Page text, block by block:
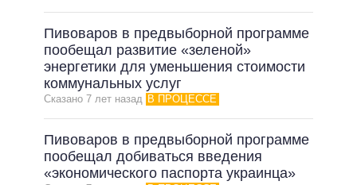
Пивоваров в предвыборной программе
пообещал развитие «зеленой»
энергетики для уменьшения стоимости
коммунальных услуг
Сказано 7 лет назад В ПРОЦЕССЕ
Пивоваров в предвыборной программе
пообещал добиваться введения
«экономического паспорта украинца»